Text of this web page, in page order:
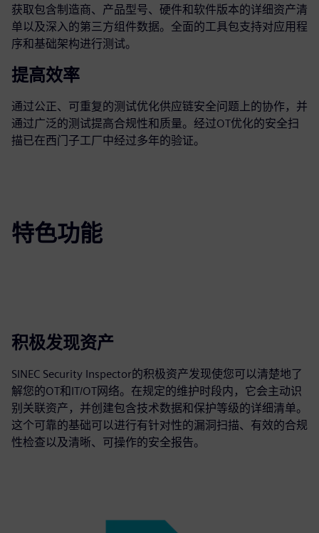
获取包含制造商、产品型号、硬件和软件版本的详细资产清
单以及深入的第三方组件数据。全面的工具包支持对应用程
序和基础架构进行测试。
提高效率
通过公正、可重复的测试优化供应链安全问题上的协作，并
通过广泛的测试提高合规性和质量。经过OT优化的安全扫
描已在西门子工厂中经过多年的验证。
特色功能
积极发现资产
SINEC Security Inspector的积极资产发现使您可以清楚地了
解您的OT和IT/OT网络。在规定的维护时段内，它会主动识
别关联资产，并创建包含技术数据和保护等级的详细清单。
这个可靠的基础可以进行有针对性的漏洞扫描、有效的合规
性检查以及清晰、可操作的安全报告。